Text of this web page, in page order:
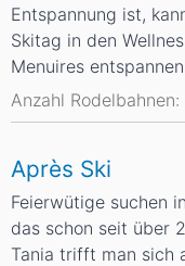
Entspannung ist,
Skitag in den
Menuires
Anzahl Rodelbahnen:
Après Ski
Feierwütige suchen
das schon seit über
Tania trifft man sich